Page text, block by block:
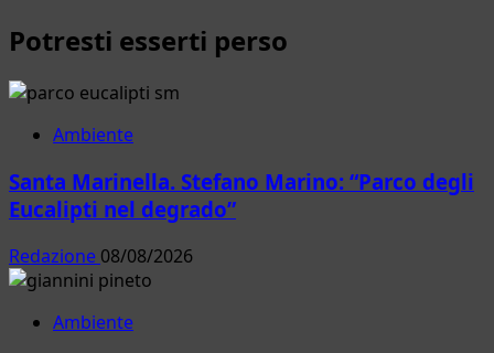
Potresti esserti perso
Ambiente
Santa Marinella. Stefano Marino: “Parco degli
Eucalipti nel degrado”
Redazione 08/08/2026
Ambiente